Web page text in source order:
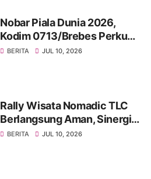
Nobar Piala Dunia 2026,
Kodim 0713/Brebes Perkuat
Kemanunggalan TNI-Rakyat
BERITA JUL 10, 2026
Rally Wisata Nomadic TLC
Berlangsung Aman, Sinergi
Polres Brebes dan Instansi
BERITA JUL 10, 2026